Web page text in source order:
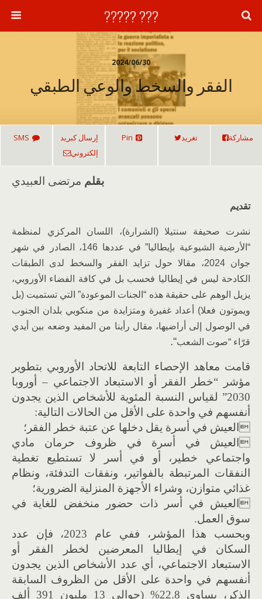
??? ?????
2024/06/30
الفقر والسخط والوعي الطبقي
مشاركة تغريد Pin
إرسال كبريد
إلكتروني
SMS
بقلم مرتضى العبيدي
تقديم
نشرت صحيفة سنتيلا (الشرارة)، اللسان المركزي لمنظمة
“الأرضية الشيوعية بإيطاليا” في عددها 146، الصادر في شهر
جوان 2024، مقالا حول تزايد الفقر والسخط لدى الطبقات
الكادحة ليس في إيطاليا فحسب بل في كافة الفضاء الأوروبي،
يزيل الوهم على حقيقة هذه “الجنات الموعودة” التي تستميت (بل
ويموتون فعلا) أعداد غفيرة ومتزايدة من منكوبي بلدان الجنوب
في الوصول إلى أراضيها، مقال رأينا من المفيد وضعه بين أيدي
قرّاء “صوت الشعب“.
قامت معاهد الإحصاء التابعة للاتحاد الأوروبي بتطوير
مؤشر “خطر الفقر أو الاستبعاد الاجتماعي – أوروبا
2030” لقياس النسبة المئوية للأشخاص الذين يجدون
أنفسهم في واحدة على الأقل من الحالات التالية:
العيش في أسرة يقل دخلها عن عتبة خطر الفقر؛
العيش في أسرة في ظروف حرمان مادي
واجتماعي خطير، أو في أسر لا تستطيع تغطية
النفقات المرتبطة بالفواتير، ونفقات التدفئة، ونظام
غذائي متوازن، وشراء الأجهزة المنزلية الضرورية؛
العيش في أسر ذات حضور منخفض للغاية في
سوق العمل.
وبحسب هذا المؤشر، ففي عام 2023، فإن عدد
السكان في إيطاليا المعرضين لخطر الفقر أو
الاستبعاد الاجتماعي، أي عدد الأشخاص الذين يجدون
أنفسهم في واحدة على الأقل من الظروف السابقة
الذكر، يساوي 22.8% (حوالي 13 مليون 391 ألف